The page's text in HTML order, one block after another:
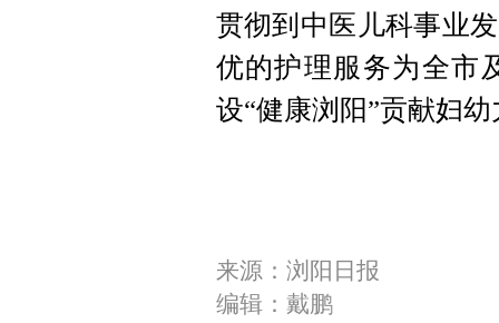
贯彻到中医儿科事业
优的护理服务为全市
设“健康浏阳”贡献妇
来源：浏阳日报
编辑：戴鹏